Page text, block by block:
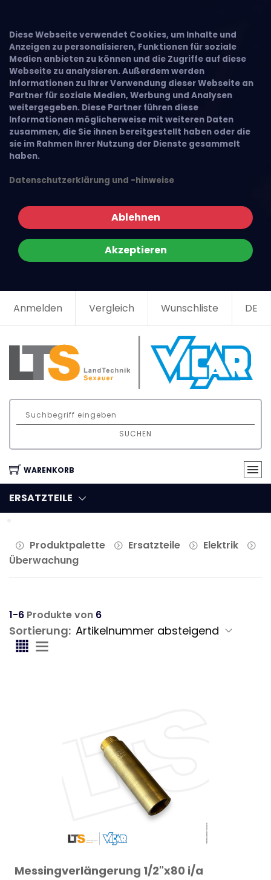
Diese Webseite verwendet Cookies, um Inhalte und
Anzeigen zu personalisieren, Funktionen für soziale
Medien anbieten zu können und die Zugriffe auf diese
Webseite zu analysieren. Außerdem werden
Informationen zu Ihrer Verwendung dieser Webseite an
Partner für soziale Medien, Werbung und Analysen
weitergegeben. Diese Partner führen diese
Informationen möglicherweise mit weiteren Daten
zusammen, die Sie ihnen bereitgestellt haben oder die
sie im Rahmen Ihrer Nutzung der Dienste gesammelt
haben.
Datenschutzerklärung und -hinweise
Ablehnen
Akzeptieren
Anmelden Vergleich Wunschliste DE
SUCHEN
WARENKORB
ERSATZTEILE
Produktpalette
Ersatzteile
Elektrik
Überwachung
1-6 Produkte von 6
Sortierung:
Messingverlängerung 1/2"x80 i/a